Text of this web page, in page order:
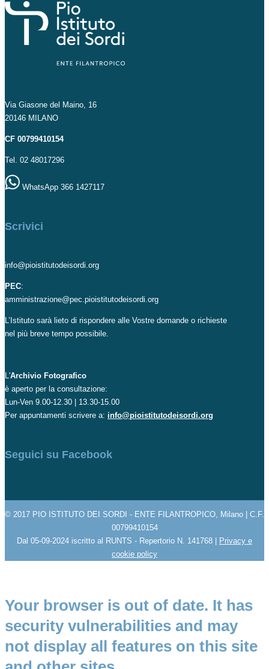
Via Giasone del Maino, 16
20146 MILANO
CF 00799410154
Tel. 02 48017296
WhatsApp 366 1427117
Scrivici
info@pioistitutodeisordi.org
PEC:
amministrazione@pec.pioistitutodeisordi.org
L’Istituto sarà lieto di rispondere alle Vostre domande o richieste
nel più breve tempo possibile.
L'Archivio Fotografico
è aperto per la consultazione:
Lun-Ven 9.00-12.30 | 13.30-15.00
Per appuntamenti scrivere a: info@pioistitutodeisordi.org
Seguici su Facebook
© 2017 PIO ISTITUTO DEI SORDI - ENTE FILANTROPICO, Milano | C.F.
00799410154
Dal 05-09-2024 iscritto al RUNTS - Repertorio N. 141768 |
Privacy e
cookie policy
Your browser is out of date. It has
security vulnerabilities and may
not display all features on this site